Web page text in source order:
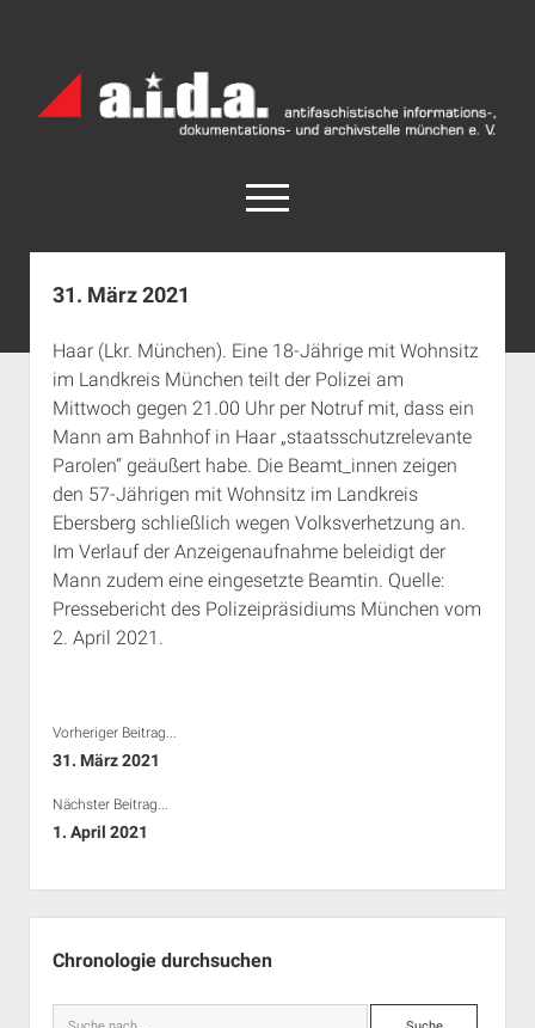
Archiv
München
open
menu
facebook
rss info@aida-archiv.de
Aktuelles
Termine
open
dropdown
menu
Antifaschistische Termine im Süden
Antifaschistische Termine in München
Rechte Termine im Süden
Rechte Termine München
Chronologie
Das Archiv
open
dropdown
menu
a.i.d.a. e. V. unterstützen
Über a.i.d.a.
RSS-Feeds, Twitter & Facebook
Impressum
31. März 2021
Haar (Lkr. München). Eine 18-Jährige mit Wohnsitz
im Landkreis München teilt der Polizei am
Mittwoch gegen 21.00 Uhr per Notruf mit, dass ein
Mann am Bahnhof in Haar „staatsschutzrelevante
Parolen“ geäußert habe. Die Beamt_innen zeigen
den 57-Jährigen mit Wohnsitz im Landkreis
Ebersberg schließlich wegen Volksverhetzung an.
Im Verlauf der Anzeigenaufnahme beleidigt der
Mann zudem eine eingesetzte Beamtin. Quelle:
Pressebericht des Polizeipräsidiums München vom
2. April 2021.
Vorheriger Beitrag...
31. März 2021
Nächster Beitrag...
1. April 2021
Chronologie durchsuchen
Suche